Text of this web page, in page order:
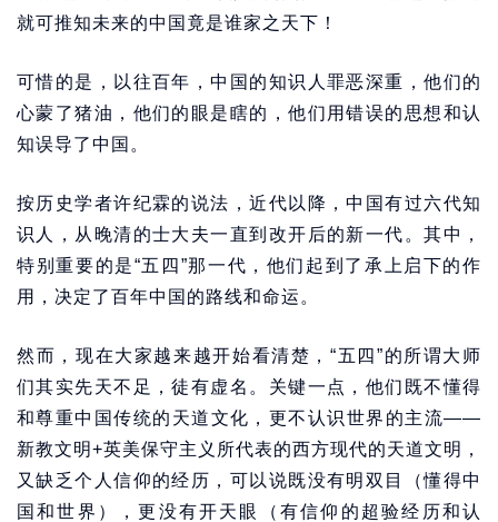
就可推知未来的中国竟是谁家之天下！
可惜的是，以往百年，中国的知识人罪恶深重，他们的
心蒙了猪油，他们的眼是瞎的，他们用错误的思想和认
知误导了中国。
按历史学者许纪霖的说法，近代以降，中国有过六代知
识人，从晚清的士大夫一直到改开后的新一代。其中，
特别重要的是“五四”那一代，他们起到了承上启下的作
用，决定了百年中国的路线和命运。
然而，现在大家越来越开始看清楚，“五四”的所谓大师
们其实先天不足，徒有虚名。关键一点，他们既不懂得
和尊重中国传统的天道文化，更不认识世界的主流——
新教文明+英美保守主义所代表的西方现代的天道文明，
又缺乏个人信仰的经历，可以说既没有明双目（懂得中
国和世界），更没有开天眼（有信仰的超验经历和认